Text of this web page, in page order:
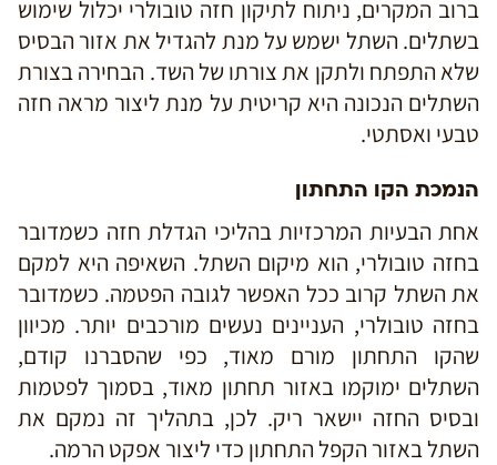
ברוב המקרים, ניתוח לתיקון חזה טובולרי יכלול שימוש
בשתלים. השתל ישמש על מנת להגדיל את אזור הבסיס
שלא התפתח ולתקן את צורתו של השד. הבחירה בצורת
השתלים הנכונה היא קריטית על מנת ליצור מראה חזה
טבעי ואסתטי.
הנמכת הקו התחתון
אחת הבעיות המרכזיות בהליכי הגדלת חזה כשמדובר
בחזה טובולרי, הוא מיקום השתל. השאיפה היא למקם
את השתל קרוב ככל האפשר לגובה הפטמה. כשמדובר
בחזה טובולרי, העניינים נעשים מורכבים יותר. מכיוון
שהקו התחתון מורם מאוד, כפי שהסברנו קודם,
השתלים ימוקמו באזור תחתון מאוד, בסמוך לפטמות
ובסיס החזה יישאר ריק. לכן, בתהליך זה נמקם את
השתל באזור הקפל התחתון כדי ליצור אפקט הרמה.